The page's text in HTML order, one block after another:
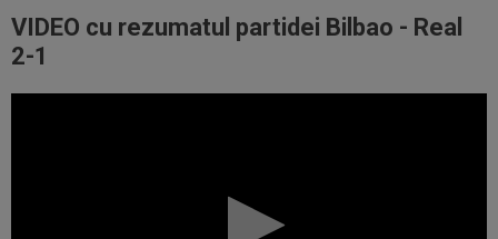
VIDEO cu rezumatul partidei Bilbao - Real
2-1